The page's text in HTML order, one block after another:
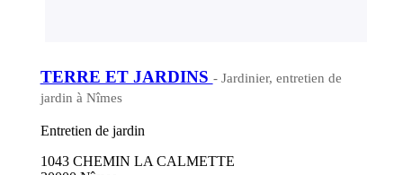
TERRE ET JARDINS - Jardinier, entretien de
jardin à Nîmes
Entretien de jardin
1043 CHEMIN LA CALMETTE